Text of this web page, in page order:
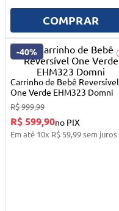
COMPRAR
-40%
Carrinho de Bebê Reversível
One Verde EHM323 Domni
R$999,99
R$ 599,90no PIX
Em até 10x R$ 59,99sem juros